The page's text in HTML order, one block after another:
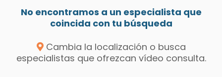
No encontramos a un especialista que
coincida con tu búsqueda
Cambia la localización o busca
especialistas que ofrezcan vídeo consulta.